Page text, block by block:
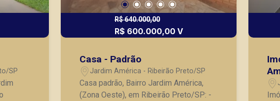
SP
R$ 640.000,00
R$ 600.000,00 V
Casa - Padrão
Jardim América - Ribeirão Preto/SP
Casa padrão, Bairro Jardim América,
(Zona Oeste), em Ribeirão Preto/SP: -